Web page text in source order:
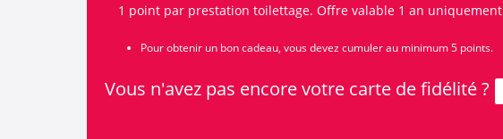
1 point par prestation toilettage. Offre valable 1 an
Pour obtenir un bon cadeau, vous devez cumuler au minimum 5 points.
Vous n'avez pas encore votre carte de fidélité ?